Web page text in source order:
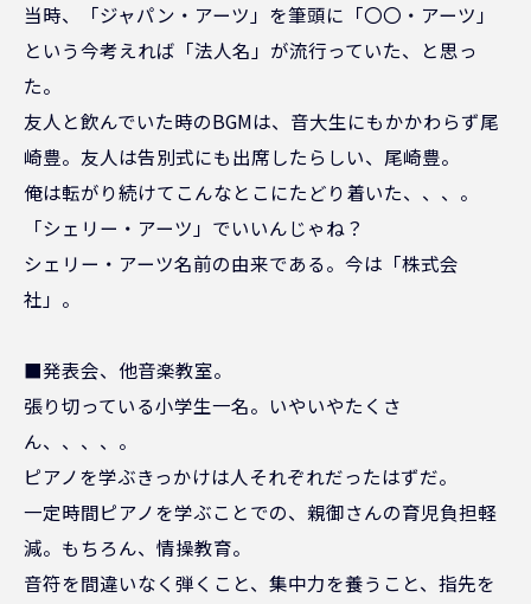
当時、「ジャパン・アーツ」を筆頭に「〇〇・アーツ」
という今考えれば「法人名」が流行っていた、と思っ
た。
友人と飲んでいた時のBGMは、音大生にもかかわらず尾
崎豊。友人は告別式にも出席したらしい、尾崎豊。
俺は転がり続けてこんなとこにたどり着いた、、、。
「シェリー・アーツ」でいいんじゃね？
シェリー・アーツ名前の由来である。今は「株式会
社」。
■発表会、他音楽教室。
張り切っている小学生一名。いやいやたくさ
ん、、、、。
ピアノを学ぶきっかけは人それぞれだったはずだ。
一定時間ピアノを学ぶことでの、親御さんの育児負担軽
減。もちろん、情操教育。
音符を間違いなく弾くこと、集中力を養うこと、指先を